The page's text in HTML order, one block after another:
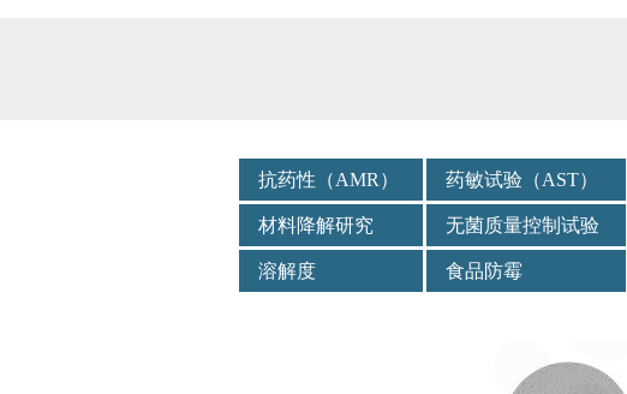
抗药性（AMR） 药敏试验（AST）
材料降解研究 无菌质量控制试验
溶解度 食品防霉